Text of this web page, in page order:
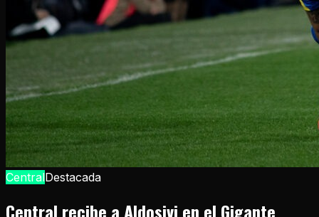
CentralDestacada
Central recibe a Aldosivi en el Gigante